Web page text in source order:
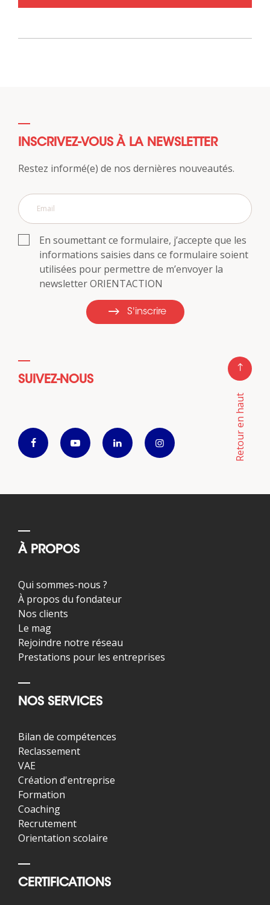
INSCRIVEZ-VOUS À LA NEWSLETTER
Restez informé(e) de nos dernières nouveautés.
En soumettant ce formulaire, j’accepte que les
informations saisies dans ce formulaire soient
utilisées pour permettre de m’envoyer la
newsletter ORIENTACTION
S'inscrire
SUIVEZ-NOUS
Retour en haut
À PROPOS
Qui sommes-nous ?
À propos du fondateur
Nos clients
Le mag
Rejoindre notre réseau
Prestations pour les entreprises
NOS SERVICES
Bilan de compétences
Reclassement
VAE
Création d'entreprise
Formation
Coaching
Recrutement
Orientation scolaire
CERTIFICATIONS